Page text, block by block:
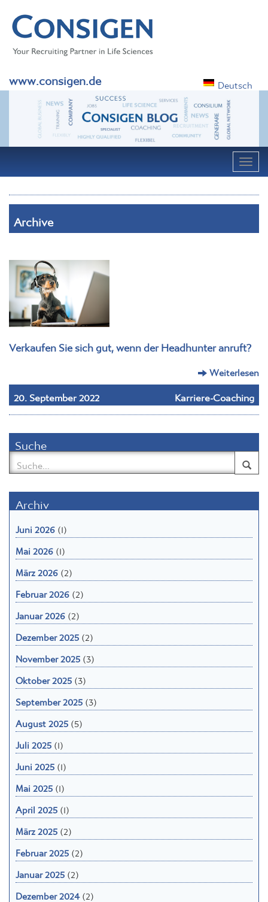
www.consigen.de Deutsch
Archive
Verkaufen Sie sich gut, wenn der Headhunter anruft?
Weiterlesen
20. September 2022 Karriere-Coaching
Suche
Archiv
Juni 2026(1)
Mai 2026(1)
März 2026(2)
Februar 2026(2)
Januar 2026(2)
Dezember 2025(2)
November 2025(3)
Oktober 2025(3)
September 2025(3)
August 2025(5)
Juli 2025(1)
Juni 2025(1)
Mai 2025(1)
April 2025(1)
März 2025(2)
Februar 2025(2)
Januar 2025(2)
Dezember 2024(2)